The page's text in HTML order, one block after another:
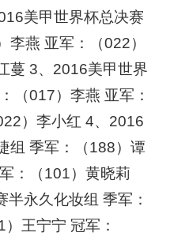
美甲世界杯总决赛
燕 亚军：（022）
蔓 3、2016美甲世界
（017）李燕 亚军：
）李小红 4、2016
组 季军：（188）谭
：（101）黄晓莉
永久化妆组 季军：
王宁宁 冠军：